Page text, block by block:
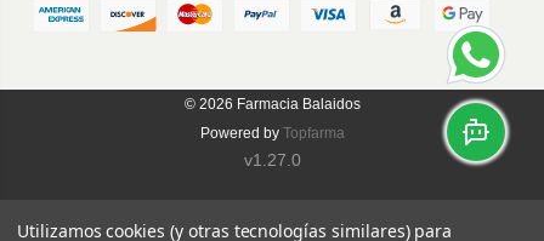
© 2026 Farmacia Balaidos
Powered by Topfarma
v1.27.0
Utilizamos cookies (y otras tecnologías similares) para